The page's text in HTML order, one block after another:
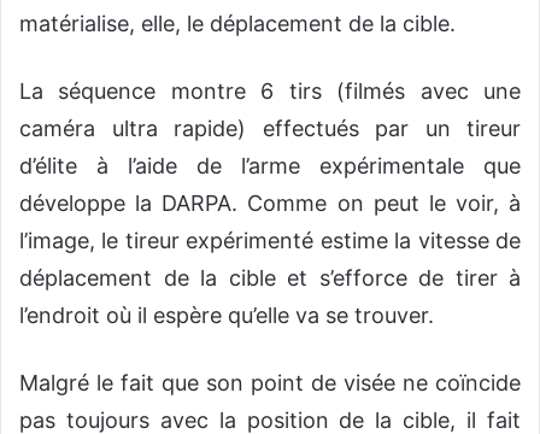
matérialise, elle, le déplacement de la cible.
La séquence montre 6 tirs (filmés avec une
caméra ultra rapide) effectués par un tireur
d’élite à l’aide de l’arme expérimentale que
développe la DARPA. Comme on peut le voir, à
l’image, le tireur expérimenté estime la vitesse de
déplacement de la cible et s’efforce de tirer à
l’endroit où il espère qu’elle va se trouver.
Malgré le fait que son point de visée ne coïncide
pas toujours avec la position de la cible, il fait